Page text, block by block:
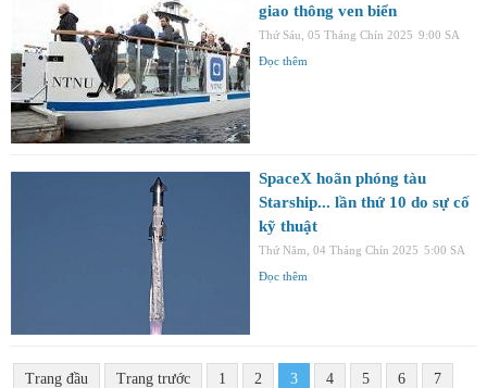
giao thông ven biển
Thứ Sáu, 05 Tháng Chín 2025 9:00 SA
Đọc thêm
SpaceX hoãn phóng tàu
Starship... lần thứ 10 do sự cố
kỹ thuật
Thứ Năm, 04 Tháng Chín 2025 5:00 SA
Đọc thêm
Trang đầu Trang trước 1 2 3 4 5 6 7